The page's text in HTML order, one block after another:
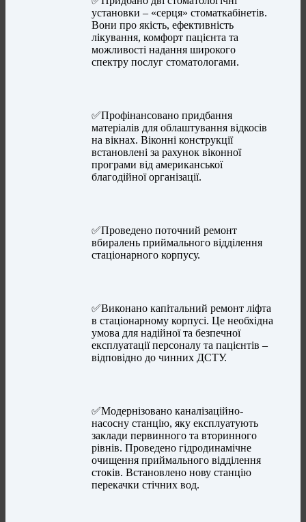
установки – «серця» стоматкабінетів.
Вони про якість, ефективність
лікування, комфорт пацієнта та
можливості надання широкого
спектру послуг стоматологами.
✅Профінансовано придбання
матеріалів для облаштування відкосів
на вікнах. Віконні конструкції
встановлені за рахунок віконної
програми від американської
благодійної організації.
✅Проведено поточний ремонт
вбиралень приймального відділення
стаціонарного корпусу.
✅Виконано капітальний ремонт ліфта
в стаціонарному корпусі. Це необхідна
умова для надійної та безпечної
експлуатації персоналу та пацієнтів –
відповідно до чинних ДСТУ.
✅Модернізовано каналізаційно-
насосну станцію, яку експлуатують
заклади первинного та вторинного
рівнів. Проведено гідродинамічне
очищення приймального відділення
стоків. Встановлено нову станцію
перекачки стічних вод.